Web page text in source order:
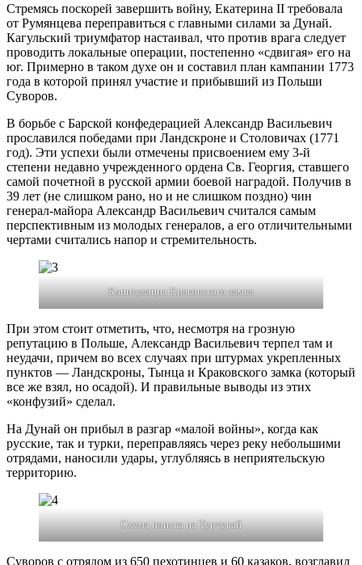
Стремясь поскорей завершить войну, Екатерина II требовала
от Румянцева переправиться с главными силами за Дунай.
Кагульский триумфатор настаивал, что против врага следует
проводить локальные операции, постепенно «сдвигая» его на
юг. Примерно в таком духе он и составил план кампании 1773
года в которой принял участие и прибывший из Польши
Суворов.
В борьбе с Барской конфедерацией Александр Васильевич
прославился победами при Ландскроне и Столовичах (1771
год). Эти успехи были отмечены присвоением ему 3-й
степени недавно учрежденного ордена Св. Георгия, ставшего
самой почетной в русской армии боевой наградой. Получив в
39 лет (не слишком рано, но и не слишком поздно) чин
генерал-майора Александр Васильевич считался самым
перспективным из молодых генералов, а его отличительными
чертами считались напор и стремительность.
Капитуляция Краковского замка
При этом стоит отметить, что, несмотря на грозную
репутацию в Польше, Александр Васильевич терпел там и
неудачи, причем во всех случаях при штурмах укрепленных
пунктов — Ландскроны, Тынца и Краковского замка (который
все же взял, но осадой). И правильные выводы из этих
«конфузий» сделал.
На Дунай он прибыл в разгар «малой войны», когда как
русские, так и турки, переправляясь через реку небольшими
отрядами, наносили удары, углубляясь в неприятельскую
территорию.
Схема поиска на Туртукай
Суворов с отрядом из 650 пехотинцев и 60 казаков, возглавил